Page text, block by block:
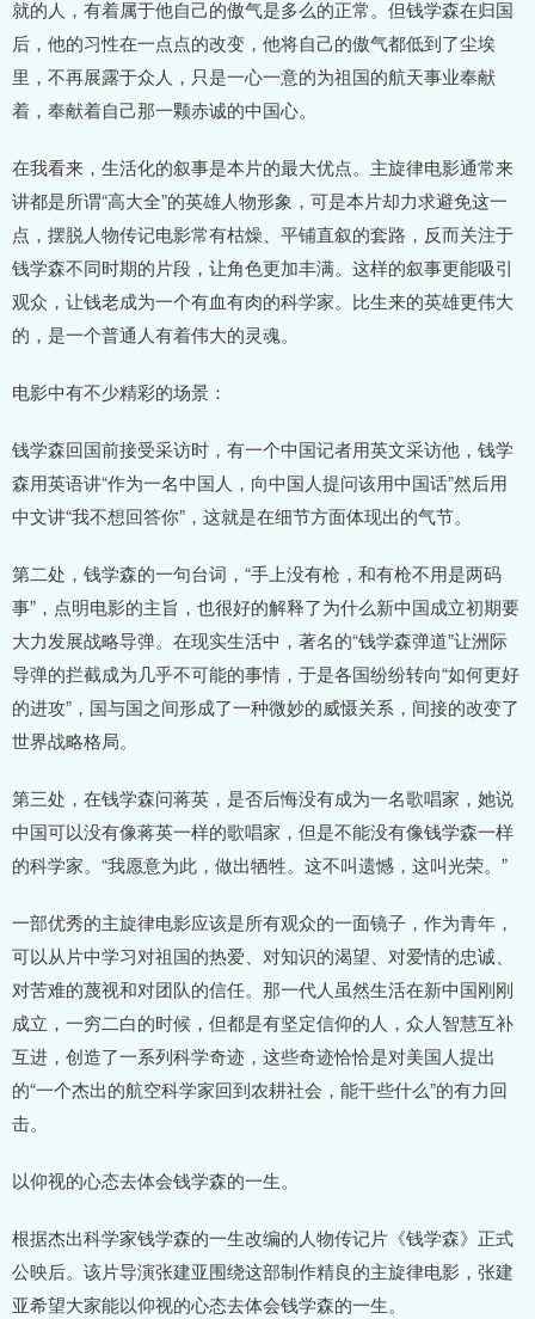
就的人，有着属于他自己的傲气是多么的正常。但钱学森在归国
后，他的习性在一点点的改变，他将自己的傲气都低到了尘埃
里，不再展露于众人，只是一心一意的为祖国的航天事业奉献
着，奉献着自己那一颗赤诚的中国心。
在我看来，生活化的叙事是本片的最大优点。主旋律电影通常来
讲都是所谓“高大全”的英雄人物形象，可是本片却力求避免这一
点，摆脱人物传记电影常有枯燥、平铺直叙的套路，反而关注于
钱学森不同时期的片段，让角色更加丰满。这样的叙事更能吸引
观众，让钱老成为一个有血有肉的科学家。比生来的英雄更伟大
的，是一个普通人有着伟大的灵魂。
电影中有不少精彩的场景：
钱学森回国前接受采访时，有一个中国记者用英文采访他，钱学
森用英语讲“作为一名中国人，向中国人提问该用中国话”然后用
中文讲“我不想回答你”，这就是在细节方面体现出的气节。
第二处，钱学森的一句台词，“手上没有枪，和有枪不用是两码
事”，点明电影的主旨，也很好的解释了为什么新中国成立初期要
大力发展战略导弹。在现实生活中，著名的“钱学森弹道”让洲际
导弹的拦截成为几乎不可能的事情，于是各国纷纷转向“如何更好
的进攻”，国与国之间形成了一种微妙的威慑关系，间接的改变了
世界战略格局。
第三处，在钱学森问蒋英，是否后悔没有成为一名歌唱家，她说
中国可以没有像蒋英一样的歌唱家，但是不能没有像钱学森一样
的科学家。“我愿意为此，做出牺牲。这不叫遗憾，这叫光荣。”
一部优秀的主旋律电影应该是所有观众的一面镜子，作为青年，
可以从片中学习对祖国的热爱、对知识的渴望、对爱情的忠诚、
对苦难的蔑视和对团队的信任。那一代人虽然生活在新中国刚刚
成立，一穷二白的时候，但都是有坚定信仰的人，众人智慧互补
互进，创造了一系列科学奇迹，这些奇迹恰恰是对美国人提出
的“一个杰出的航空科学家回到农耕社会，能干些什么”的有力回
击。
以仰视的心态去体会钱学森的一生。
根据杰出科学家钱学森的一生改编的人物传记片《钱学森》正式
公映后。该片导演张建亚围绕这部制作精良的主旋律电影，张建
亚希望大家能以仰视的心态去体会钱学森的一生。